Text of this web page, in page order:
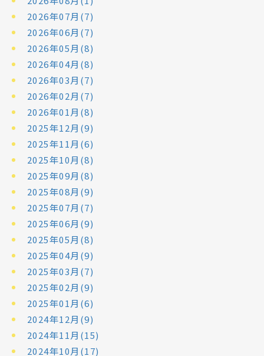
2026年07月(7)
2026年06月(7)
2026年05月(8)
2026年04月(8)
2026年03月(7)
2026年02月(7)
2026年01月(8)
2025年12月(9)
2025年11月(6)
2025年10月(8)
2025年09月(8)
2025年08月(9)
2025年07月(7)
2025年06月(9)
2025年05月(8)
2025年04月(9)
2025年03月(7)
2025年02月(9)
2025年01月(6)
2024年12月(9)
2024年11月(15)
2024年10月(17)